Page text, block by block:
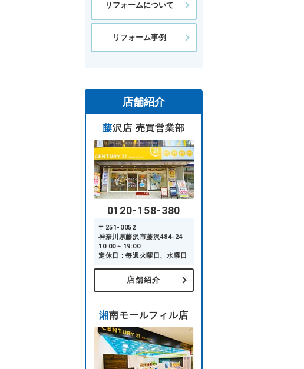
リフォームについて
リフォーム事例
店舗紹介
藤沢店 売買営業部
0120-158-380
〒251-0052
神奈川県藤沢市藤沢484-24
10:00～19:00
定休日：毎週火曜日、水曜日
店舗紹介
湘南モールフィル店